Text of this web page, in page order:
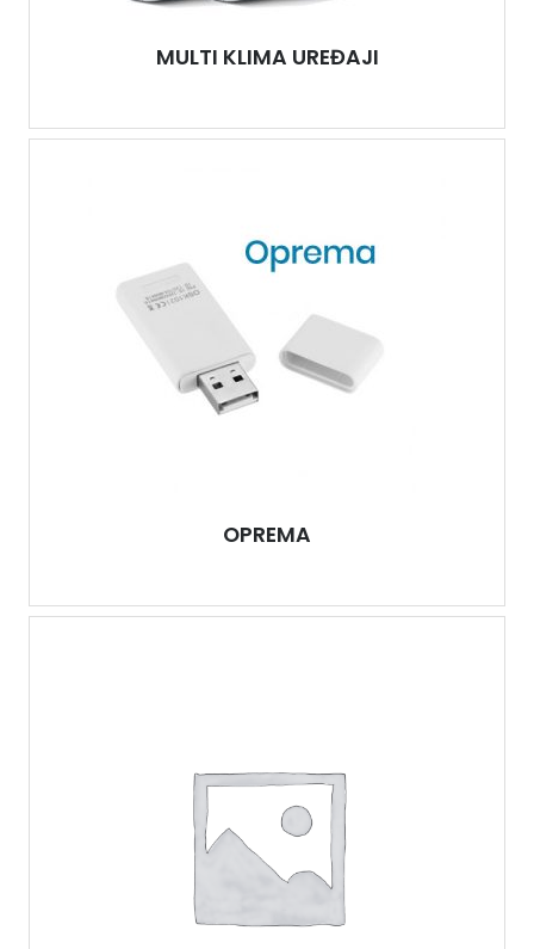
MULTI KLIMA UREĐAJI
OPREMA